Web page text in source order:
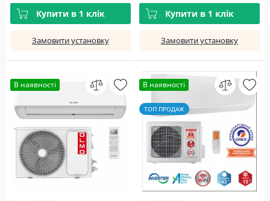
Купити в 1 клік
Замовити установку
Купити в 1 клік
Замовити установку
В наявності В наявності
ТОП ПРОДАЖ